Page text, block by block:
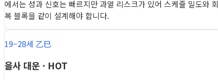
에서는 성과 신호는 빠르지만 과열 리스크가 있어 스케줄 밀도와
복 블록을 같이 설계해야 합니다.
19–28세 乙巳
을사 대운 · HOT